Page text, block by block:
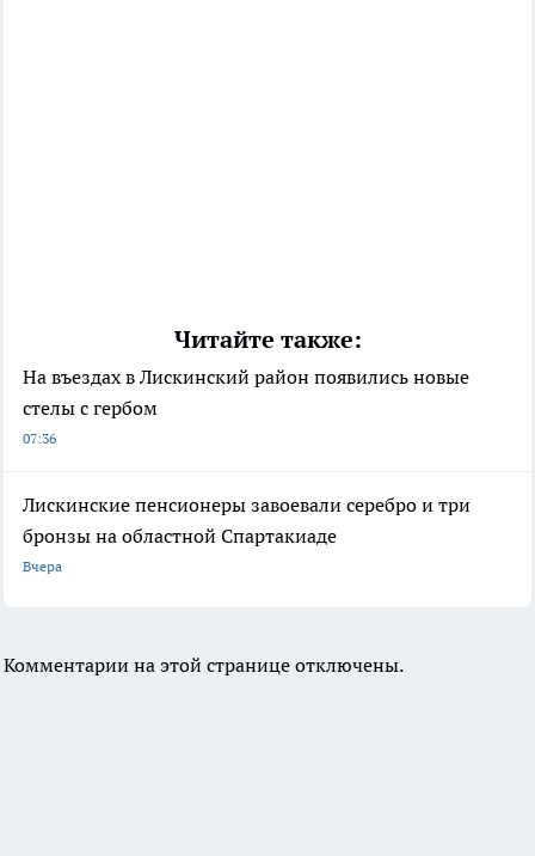
Читайте также:
На въездах в Лискинский район появились новые
стелы с гербом
07:36
Лискинские пенсионеры завоевали серебро и три
бронзы на областной Спартакиаде
Вчера
Комментарии на этой странице отключены.